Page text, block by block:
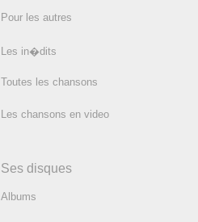
Pour les autres
Les in�dits
Toutes les chansons
Les chansons en video
Ses disques
Albums